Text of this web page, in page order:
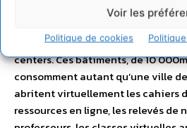
Voir les
Politique de cookies
consommation d’énergie
majeur dans celle consommée en
centers. Ces bâtiments, de 10
consomment autant qu’une ville
abritent virtuellement les cahiers
ressources en ligne, les relevés de